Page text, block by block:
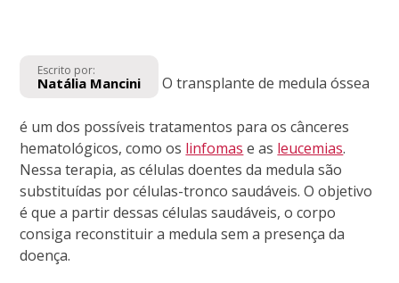
Escrito por:
Natália Mancini O transplante de medula óssea
é um dos possíveis tratamentos para os cânceres
hematológicos, como os linfomas e as leucemias.
Nessa terapia, as células doentes da medula são
substituídas por células-tronco saudáveis. O objetivo
é que a partir dessas células saudáveis, o corpo
consiga reconstituir a medula sem a presença da
doença.